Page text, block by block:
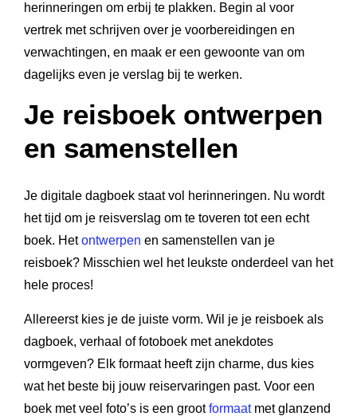
herinneringen om erbij te plakken. Begin al voor
vertrek met schrijven over je voorbereidingen en
verwachtingen, en maak er een gewoonte van om
dagelijks even je verslag bij te werken.
Je reisboek ontwerpen
en samenstellen
Je digitale dagboek staat vol herinneringen. Nu wordt
het tijd om je reisverslag om te toveren tot een echt
boek. Hetontwerpen en samenstellen van je
reisboek? Misschien wel het leukste onderdeel van het
hele proces!
Allereerst kies je de juiste vorm. Wil je je reisboek als
dagboek, verhaal of fotoboek met anekdotes
vormgeven? Elk formaat heeft zijn charme, dus kies
wat het beste bij jouw reiservaringen past. Voor een
boek met veel foto’s is een grootformaatmet glanzend